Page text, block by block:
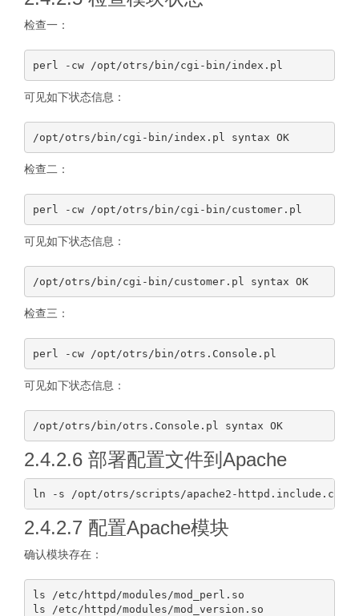
检查一：
可见如下状态信息：
/opt/otrs/bin/cgi-bin/index.pl syntax OK
检查二：
可见如下状态信息：
/opt/otrs/bin/cgi-bin/customer.pl syntax OK
检查三：
可见如下状态信息：
/opt/otrs/bin/otrs.Console.pl syntax OK
2.4.2.6 部署配置文件到Apache
2.4.2.7 配置Apache模块
确认模块存在：
ls /etc/httpd/modules/mod_perl.so
ls /etc/httpd/modules/mod_version.so